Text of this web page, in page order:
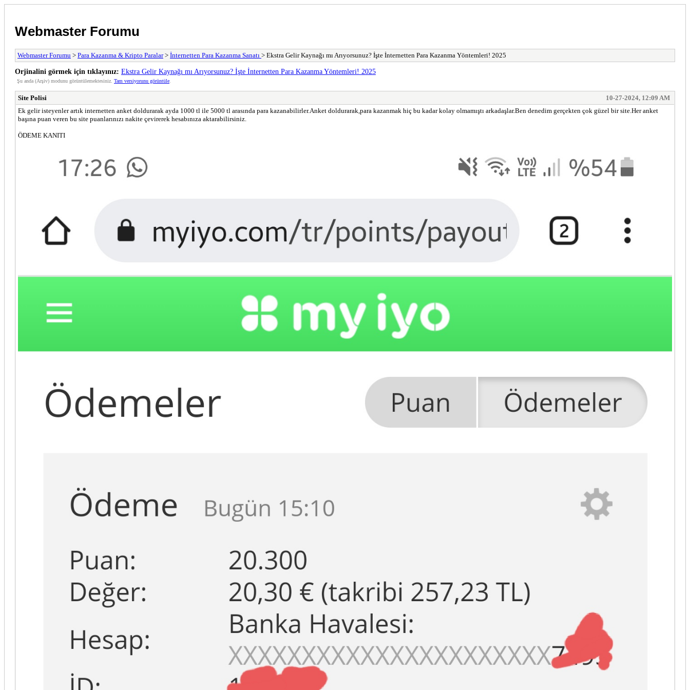
Webmaster Forumu
Webmaster Forumu > Para Kazanma & Kripto Paralar> İnternetten Para Kazanma Sanatı > Ekstra Gelir Kaynağı mı Arıyorsunuz? İşte İnternetten Para Kazanma Yöntemleri! 2025
Orjinalini görmek için tıklayınız: Ekstra Gelir Kaynağı mı Arıyorsunuz? İşte İnternetten Para Kazanma Yöntemleri! 2025
Şu anda (Arşiv) modunu görüntülemektesiniz. Tam versiyorunu görüntüle
Site Polisi
10-27-2024, 12:09 AM
Ek gelir isteyenler artık internetten anket doldurarak ayda 1000 tl ile 5000 tl arasında para kazanabilirler.Anket doldurarak,para kazanmak hiç bu kadar kolay olmamıştı arkadaşlar.Ben denedim gerçekten çok güzel bir site.Her anket
başına puan veren bu site puanlarınızı nakite çevirerek hesabınıza aktarabilirsiniz.
ÖDEME KANITI